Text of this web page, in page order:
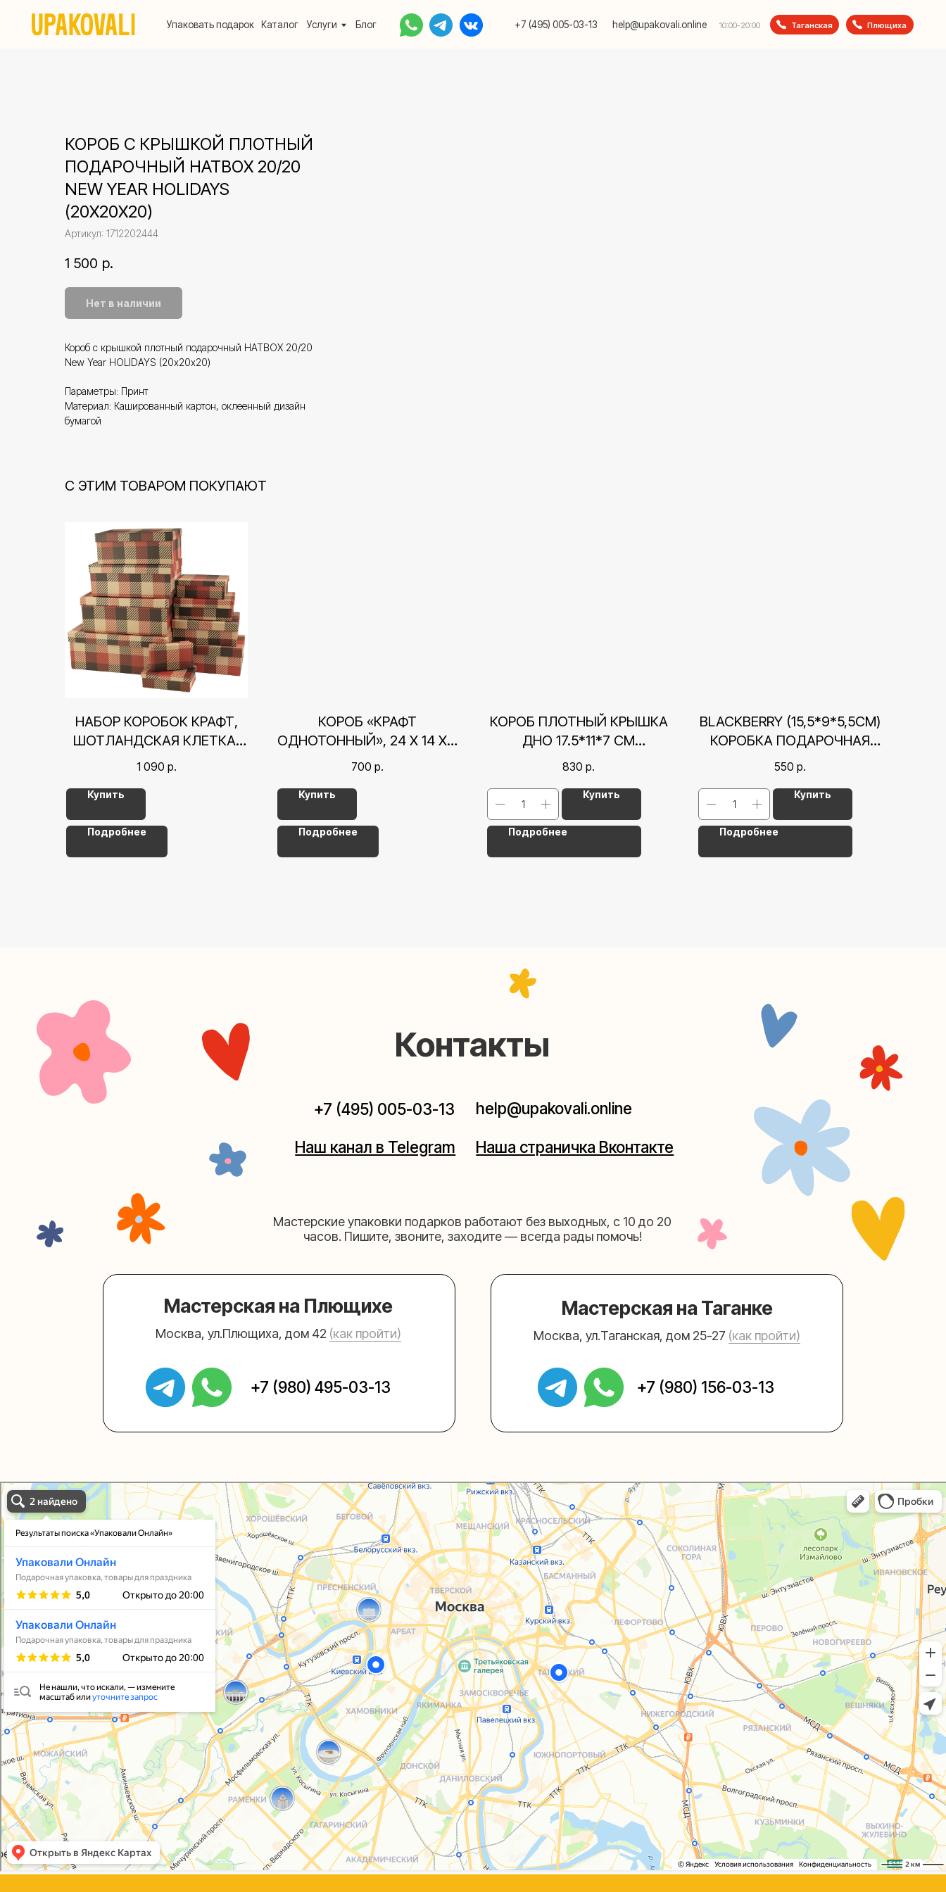
+7 (495) 005-03-13 10:00-20:00
Упаковать подарок Каталог Услуги Блог help@upakovali.online Таганская Плющиха
КОРОБ С КРЫШКОЙ ПЛОТНЫЙ
ПОДАРОЧНЫЙ HATBOX 20/20
NEW YEAR HOLIDAYS
(20Х20Х20)
Артикул: 1712202444
1 500 р.
Нет в наличии
Короб с крышкой плотный подарочный HATBOX 20/20
New Year HOLIDAYS (20х20х20)
Параметры: Принт
Материал: Кашированный картон, оклеенный дизайн
бумагой
С ЭТИМ ТОВАРОМ ПОКУПАЮТ
НАБОР КОРОБОК КРАФТ,
ШОТЛАНДСКАЯ КЛЕТКА,
26*17,5*11 СМ
1 090 р.
Купить
Подробнее
КОРОБ «КРАФТ
ОДНОТОННЫЙ», 24 Х 14 Х 5
СМ
700 р.
Купить
Подробнее
КОРОБ ПЛОТНЫЙ КРЫШКА
ДНО 17.5*11*7 СМ
СЕРДЕЧКИ, РОЗОВЫЙ
830 р.
Купить
Подробнее
BLACKBERRY (15,5*9*5,5СМ)
КОРОБКА ПОДАРОЧНАЯ
КРЫШКА-ДНО
550 р.
Купить
Подробнее
часов. Пишите, звоните, заходите — всегда рады помочь!
Москва, ул.Плющиха, дом 42
Мастерская на Плющихе
+7 (980) 495-03-13 +7 (980) 156-03-13
help@upakovali.online
Упаковали Онлайн в Москве
Москва
Согласие на обработку персональных данных
Политика конфиденциальности
© 2021-2025, ООО "УПАКОВАЛИ ОНЛАЙН"
Сайт разработала bogachevas
help@upakovali.online
Sospeso wrap
О нас
Услуги Блог
Каталог
Упаковать подарок
В личный кабинет
+7 (495) 005-03-13